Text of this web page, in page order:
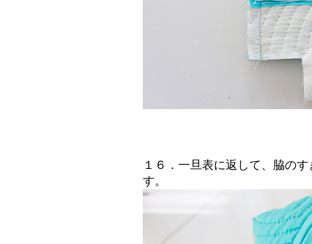
１６．一旦表に返して、脇の
す。